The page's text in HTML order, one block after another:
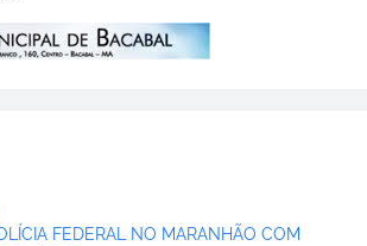
FEDERAL NO MARANHÃO COM